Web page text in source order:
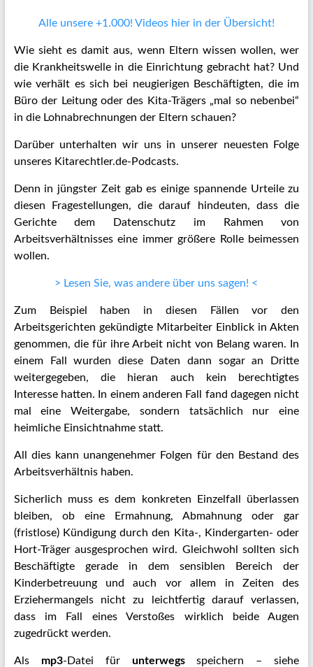
Alle unsere +1.000! Videos hier in der Übersicht!
Wie sieht es damit aus, wenn Eltern wissen wollen, wer
die Krankheitswelle in die Einrichtung gebracht hat? Und
wie verhält es sich bei neugierigen Beschäftigten, die im
Büro der Leitung oder des Kita-Trägers „mal so nebenbei“
in die Lohnabrechnungen der Eltern schauen?
Darüber unterhalten wir uns in unserer neuesten Folge
unseres Kitarechtler.de-Podcasts.
Denn in jüngster Zeit gab es einige spannende Urteile zu
diesen Fragestellungen, die darauf hindeuten, dass die
Gerichte dem Datenschutz im Rahmen von
Arbeitsverhältnisses eine immer größere Rolle beimessen
wollen.
> Lesen Sie, was andere über uns sagen! <
Zum Beispiel haben in diesen Fällen vor den
Arbeitsgerichten gekündigte Mitarbeiter Einblick in Akten
genommen, die für ihre Arbeit nicht von Belang waren. In
einem Fall wurden diese Daten dann sogar an Dritte
weitergegeben, die hieran auch kein berechtigtes
Interesse hatten. In einem anderen Fall fand dagegen nicht
mal eine Weitergabe, sondern tatsächlich nur eine
heimliche Einsichtnahme statt.
All dies kann unangenehmer Folgen für den Bestand des
Arbeitsverhältnis haben.
Sicherlich muss es dem konkreten Einzelfall überlassen
bleiben, ob eine Ermahnung, Abmahnung oder gar
(fristlose) Kündigung durch den Kita-, Kindergarten- oder
Hort-Träger ausgesprochen wird. Gleichwohl sollten sich
Beschäftigte gerade in dem sensiblen Bereich der
Kinderbetreuung und auch vor allem in Zeiten des
Erziehermangels nicht zu leichtfertig darauf verlassen,
dass im Fall eines Verstoßes wirklich beide Augen
zugedrückt werden.
Als mp3-Datei für unterwegsspeichern – siehe